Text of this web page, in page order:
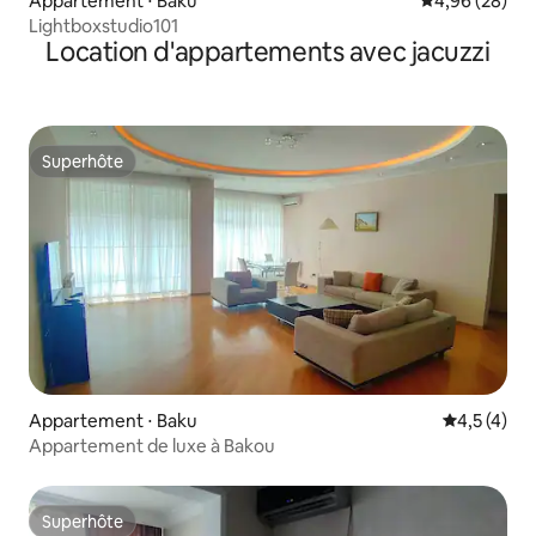
Lightboxstudio101
Location d'appartements avec jacuzzi
Superhôte
Superhôte
Appartement ⋅ Baku Évaluation
4,5 (4)
Appartement de luxe à Bakou
Superhôte
Superhôte